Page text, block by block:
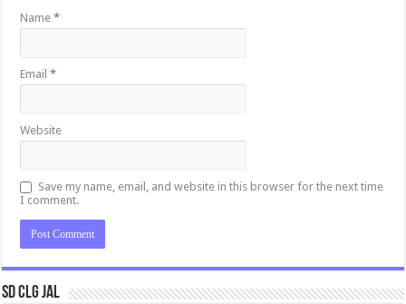
Name*
Email*
Website
Save my name, email, and website in this browser for the next time
I comment.
SD CLG JAL